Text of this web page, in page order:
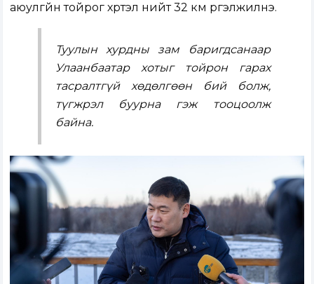
аюулгүйн тойрог хүртэл нийт 32 км үргэлжилнэ.
Туулын хурдны зам баригдсанаар
Улаанбаатар хотыг тойрон гарах
тасралтгүй хөдөлгөөн бий болж,
түгжрэл буурна гэж тооцоолж
байна.